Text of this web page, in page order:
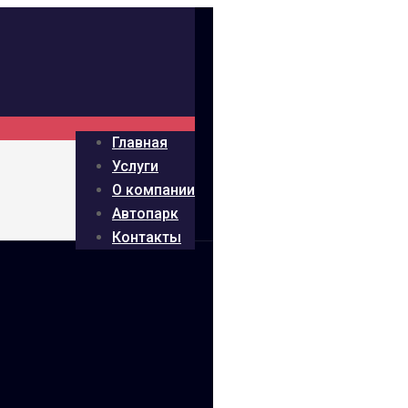
Главная
Услуги
О компании
Автопарк
Контакты